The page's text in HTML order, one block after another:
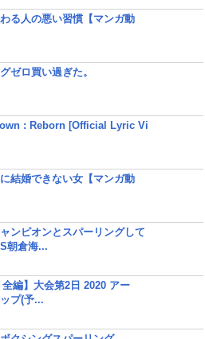
る人の悪い習慣【マンガ動
ゼロ買い過ぎた。
: Reborn [Official Lyric Vi
結婚できない女【マンガ動
ンピオンとスパーリングして
朝倉海...
全編】大会第2日 2020 アー
プ(予...